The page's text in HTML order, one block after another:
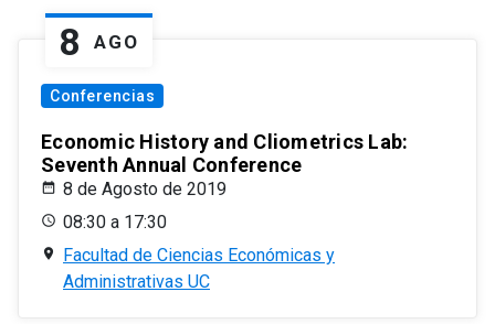
8 AGO
Conferencias
Economic History and Cliometrics Lab:
Seventh Annual Conference
8 de Agosto de 2019
08:30 a 17:30
Facultad de Ciencias Económicas y
Administrativas UC